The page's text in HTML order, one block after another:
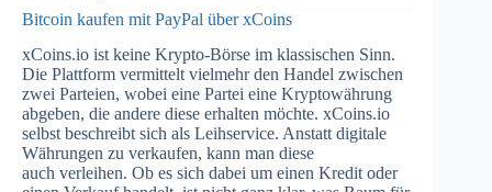
Bitcoin kaufen mit PayPal über xCoins
xCoins.io ist keine Krypto-Börse im klassischen Sinn.
Die Plattform vermittelt vielmehr den Handel zwischen
zwei Parteien, wobei eine Partei eine Kryptowährung
abgeben, die andere diese erhalten möchte. xCoins.io
selbst beschreibt sich als Leihservice. Anstatt digitale
Währungen zu verkaufen, kann man diese
auch verleihen. Ob es sich dabei um einen Kredit oder